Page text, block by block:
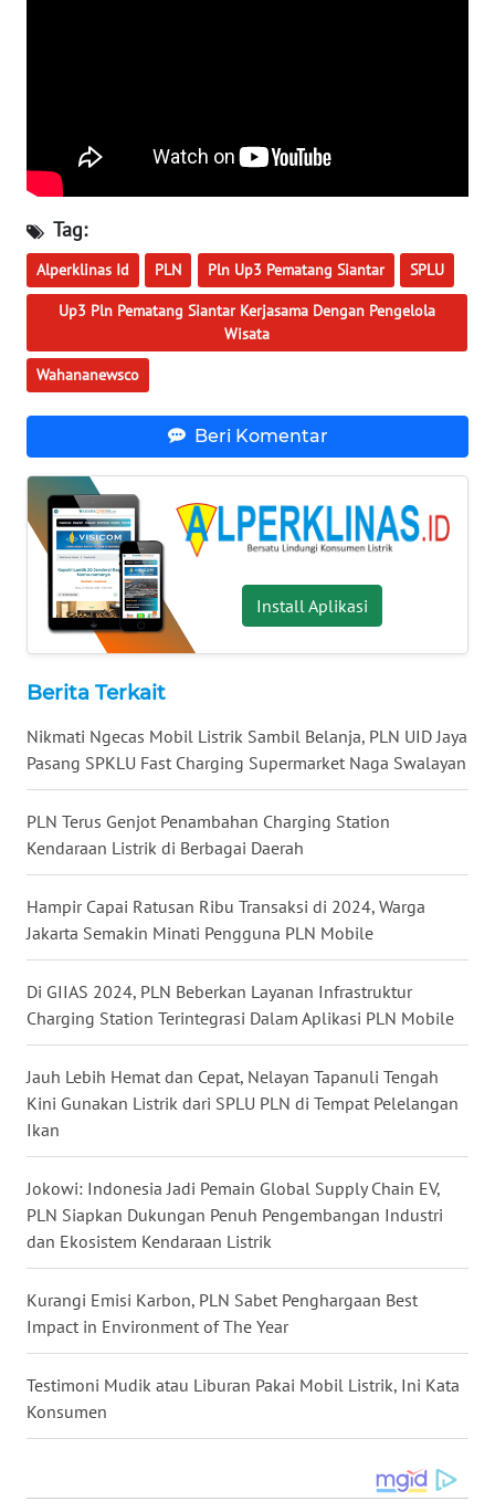
Tag:
Alperklinas Id PLN Pln Up3 Pematang Siantar SPLU
Up3 Pln Pematang Siantar Kerjasama Dengan Pengelola
Wisata
Wahananewsco
Beri Komentar
Install Aplikasi
Berita Terkait
Nikmati Ngecas Mobil Listrik Sambil Belanja, PLN UID Jaya
Pasang SPKLU Fast Charging Supermarket Naga Swalayan
PLN Terus Genjot Penambahan Charging Station
Kendaraan Listrik di Berbagai Daerah
Hampir Capai Ratusan Ribu Transaksi di 2024, Warga
Jakarta Semakin Minati Pengguna PLN Mobile
Di GIIAS 2024, PLN Beberkan Layanan Infrastruktur
Charging Station Terintegrasi Dalam Aplikasi PLN Mobile
Jauh Lebih Hemat dan Cepat, Nelayan Tapanuli Tengah
Kini Gunakan Listrik dari SPLU PLN di Tempat Pelelangan
Ikan
Jokowi: Indonesia Jadi Pemain Global Supply Chain EV,
PLN Siapkan Dukungan Penuh Pengembangan Industri
dan Ekosistem Kendaraan Listrik
Kurangi Emisi Karbon, PLN Sabet Penghargaan Best
Impact in Environment of The Year
Testimoni Mudik atau Liburan Pakai Mobil Listrik, Ini Kata
Konsumen
WN
JATIM
WN
BALI
KALBAR
WN
KALTARA
WN
KALSEL
KALTIM
SULSEL
WN
GORONTALO
WN
SULUT
WN
MALUKU
WN
MALUT
WN
DAIRI
WN
DANAU
TOBA
WN